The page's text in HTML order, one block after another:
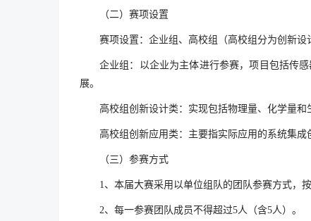
（二）赛项设置
赛项设置：企业组、高校组（高校组分为创新设
企业组：以企业为主体进行参赛，项目包括传
展。
高校组创新设计类：实现包括物理量、化学量
高校组创新应用类：主要指实际应用的系统集
（三）参赛方式
1、本届大赛采用以单位组队的团队参赛方式，
2、每一参赛团队成员不得超过5人（含5人）。